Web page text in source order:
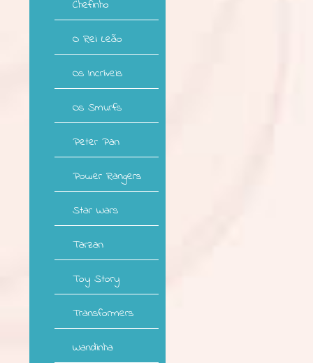
Chefinho
O Rei Leão
Os Incríveis
Os Smurfs
Peter Pan
Power Rangers
Star Wars
Tarzan
Toy Story
Transformers
Wandinha